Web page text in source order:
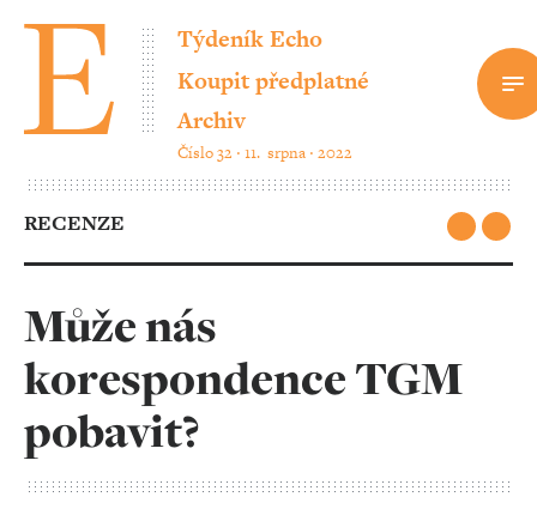
Týdeník Echo
Koupit předplatné
Archiv
Číslo 32 ‧ 11. srpna ‧ 2022
RECENZE
Může nás
korespondence TGM
pobavit?